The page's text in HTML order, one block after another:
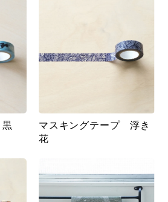
マスキングテープ 浮き
花